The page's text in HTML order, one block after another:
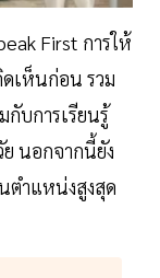
First การให้
เห็นก่อน รวม
บการเรียนรู้
นอกจากนี้ยัง
ำแหน่งสูงสุด